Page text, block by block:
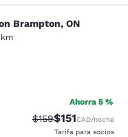
ON
Brampton, ON
Feria. 91 reseñas
Ahorra 5 %
Precio tachado:
$159Precio con
$151CAD/noche
Tarifa para socios